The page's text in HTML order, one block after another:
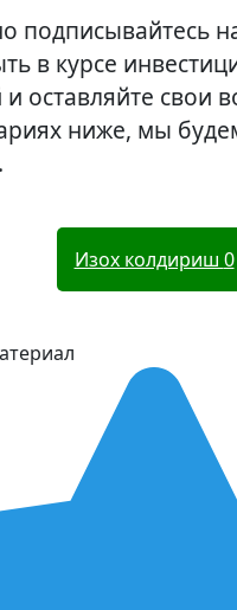
подписывайтесь
в курсе
и оставляйте свои
ниже, мы
Изох колдириш 0